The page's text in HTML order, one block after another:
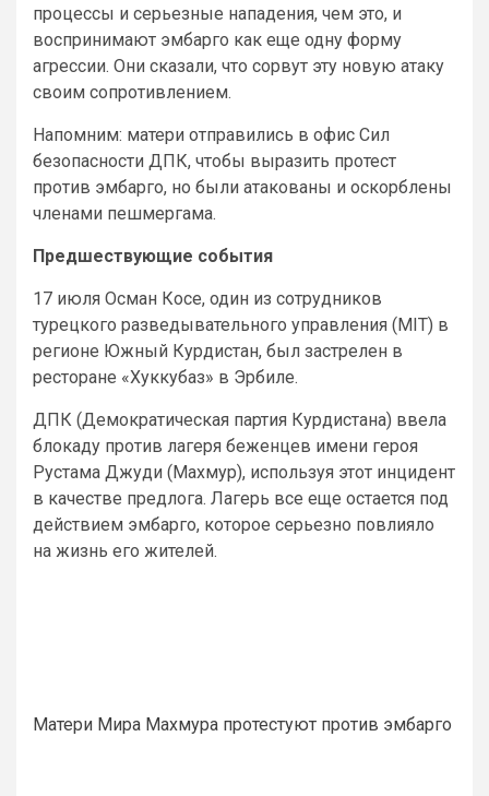
процессы и серьезные нападения, чем это, и
воспринимают эмбарго как еще одну форму
агрессии. Они сказали, что сорвут эту новую атаку
своим сопротивлением.
Напомним: матери отправились в офис Сил
безопасности ДПК, чтобы выразить протест
против эмбарго, но были атакованы и оскорблены
членами пешмергама.
Предшествующие события
17 июля Осман Косе, один из сотрудников
турецкого разведывательного управления (MIT) в
регионе Южный Курдистан, был застрелен в
ресторане «Хуккубаз» в Эрбиле.
ДПК (Демократическая партия Курдистана) ввела
блокаду против лагеря беженцев имени героя
Рустама Джуди (Махмур), используя этот инцидент
в качестве предлога. Лагерь все еще остается под
действием эмбарго, которое серьезно повлияло
на жизнь его жителей.
Матери Мира Махмура протестуют против эмбарго